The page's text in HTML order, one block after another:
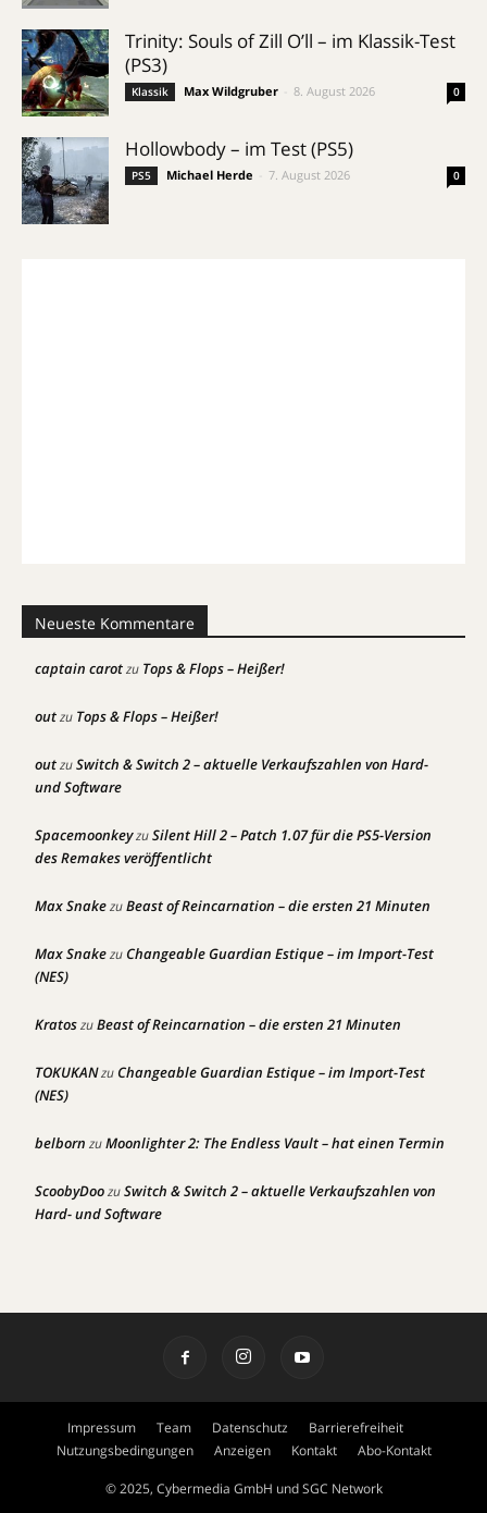
Trinity: Souls of Zill O’ll – im Klassik-Test
(PS3)
Klassik Max Wildgruber 8. August 2026 0
Hollowbody – im Test (PS5)
PS5 Michael Herde 7. August 2026 0
Neueste Kommentare
captain carotzu Tops & Flops – Heißer!
outzu Tops & Flops – Heißer!
outzuSwitch & Switch 2 – aktuelle Verkaufszahlen von Hard-
und Software
SpacemoonkeyzuSilent Hill 2 – Patch 1.07 für die PS5-Version
des Remakes veröffentlicht
Max SnakezuBeast of Reincarnation – die ersten 21 Minuten
Max SnakezuChangeable Guardian Estique – im Import-Test
(NES)
KratoszuBeast of Reincarnation – die ersten 21 Minuten
TOKUKANzuChangeable Guardian Estique – im Import-Test
(NES)
belborn zuMoonlighter 2: The Endless Vault – hat einen Termin
ScoobyDoozuSwitch & Switch 2 – aktuelle Verkaufszahlen von
Hard- und Software
Impressum Team Datenschutz
Barrierefreiheit
Nutzungsbedingungen
Anzeigen Kontakt Abo-Kontakt
© 2025, Cybermedia GmbH und SGC Network